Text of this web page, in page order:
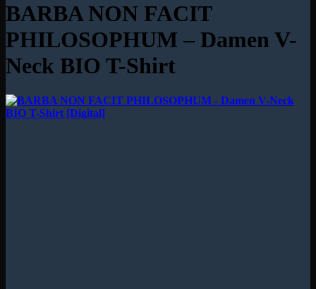
BARBA NON FACIT
PHILOSOPHUM – Damen V-
Neck BIO T-Shirt